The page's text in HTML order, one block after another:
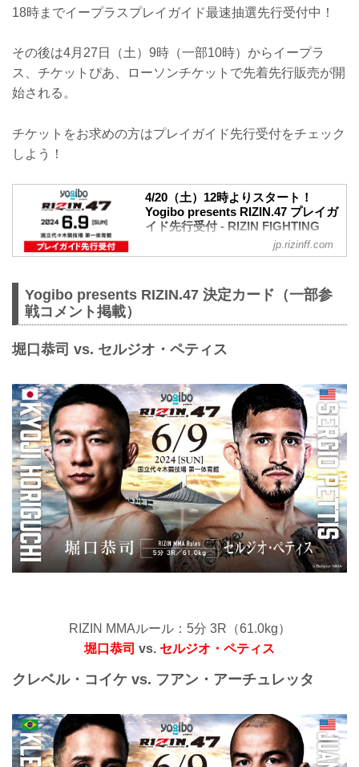
18時までイープラスプレイガイド最速抽選先行受付中！
その後は4月27日（土）9時（一部10時）からイープラ
ス、チケットぴあ、ローソンチケットで先着先行販売が開
始される。
チケットをお求めの方はプレイガイド先行受付をチェック
しよう！
4/20（土）12時よりスタート！
Yogibo presents RIZIN.47 プレイガ
イド先行受付 - RIZIN FIGHTING
FEDERATION オフィシャルサイト
イガイド先行受付が、4月20日（土）12時
一般発売前にチケットを手に入れたい方
込みを済ませよう！
開催日時
2024年6月9日（日）12:30開場（予定）
14:00開始（予定）
※開場・開始時間は予定です。決定次第
RIZIN FFオフィシャルサイトにてご案内
します。
会場
...
jp.rizinff.com
Yogibo presents RIZIN.47 決定カード（一部参
戦コメント掲載）
堀口恭司 vs. セルジオ・ペティス
RIZIN MMAルール：5分 3R（61.0kg）
堀口恭司 vs. セルジオ・ペティス
クレベル・コイケ vs. フアン・アーチュレッタ